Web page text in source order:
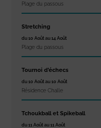
Plage du passous
Stretching
du 10 Août au 14 Août
Plage du passous
Tournoi d’échecs
du 10 Août au 10 Août
Résidence Challe
Tchoukball et Spikeball
du 11 Août au 11 Août